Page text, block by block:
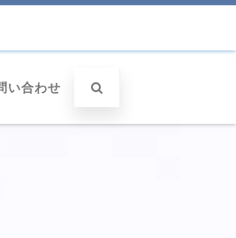
い合わせ